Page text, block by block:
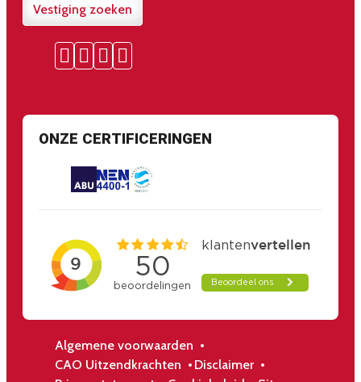
Vestiging zoeken
ONZE CERTIFICERINGEN
Algemene voorwaarden
CAO Uitzendkrachten
Disclaimer